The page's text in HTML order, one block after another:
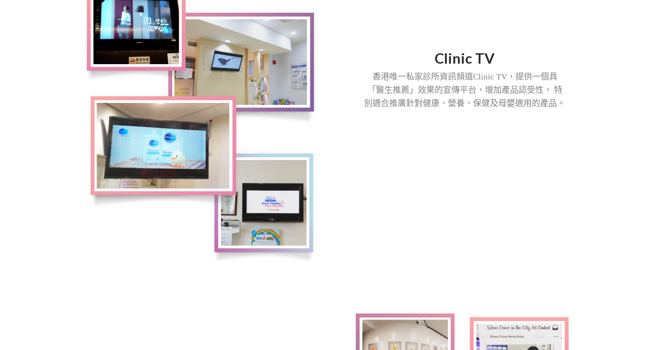
Clinic TV
香港唯一私家診所資訊頻道Clinic TV，提供一個具
「醫生推薦」效果的宣傳平台，增加產品認受性，
特
別適合推廣針對健康、營養、保健及母嬰適用的產品。